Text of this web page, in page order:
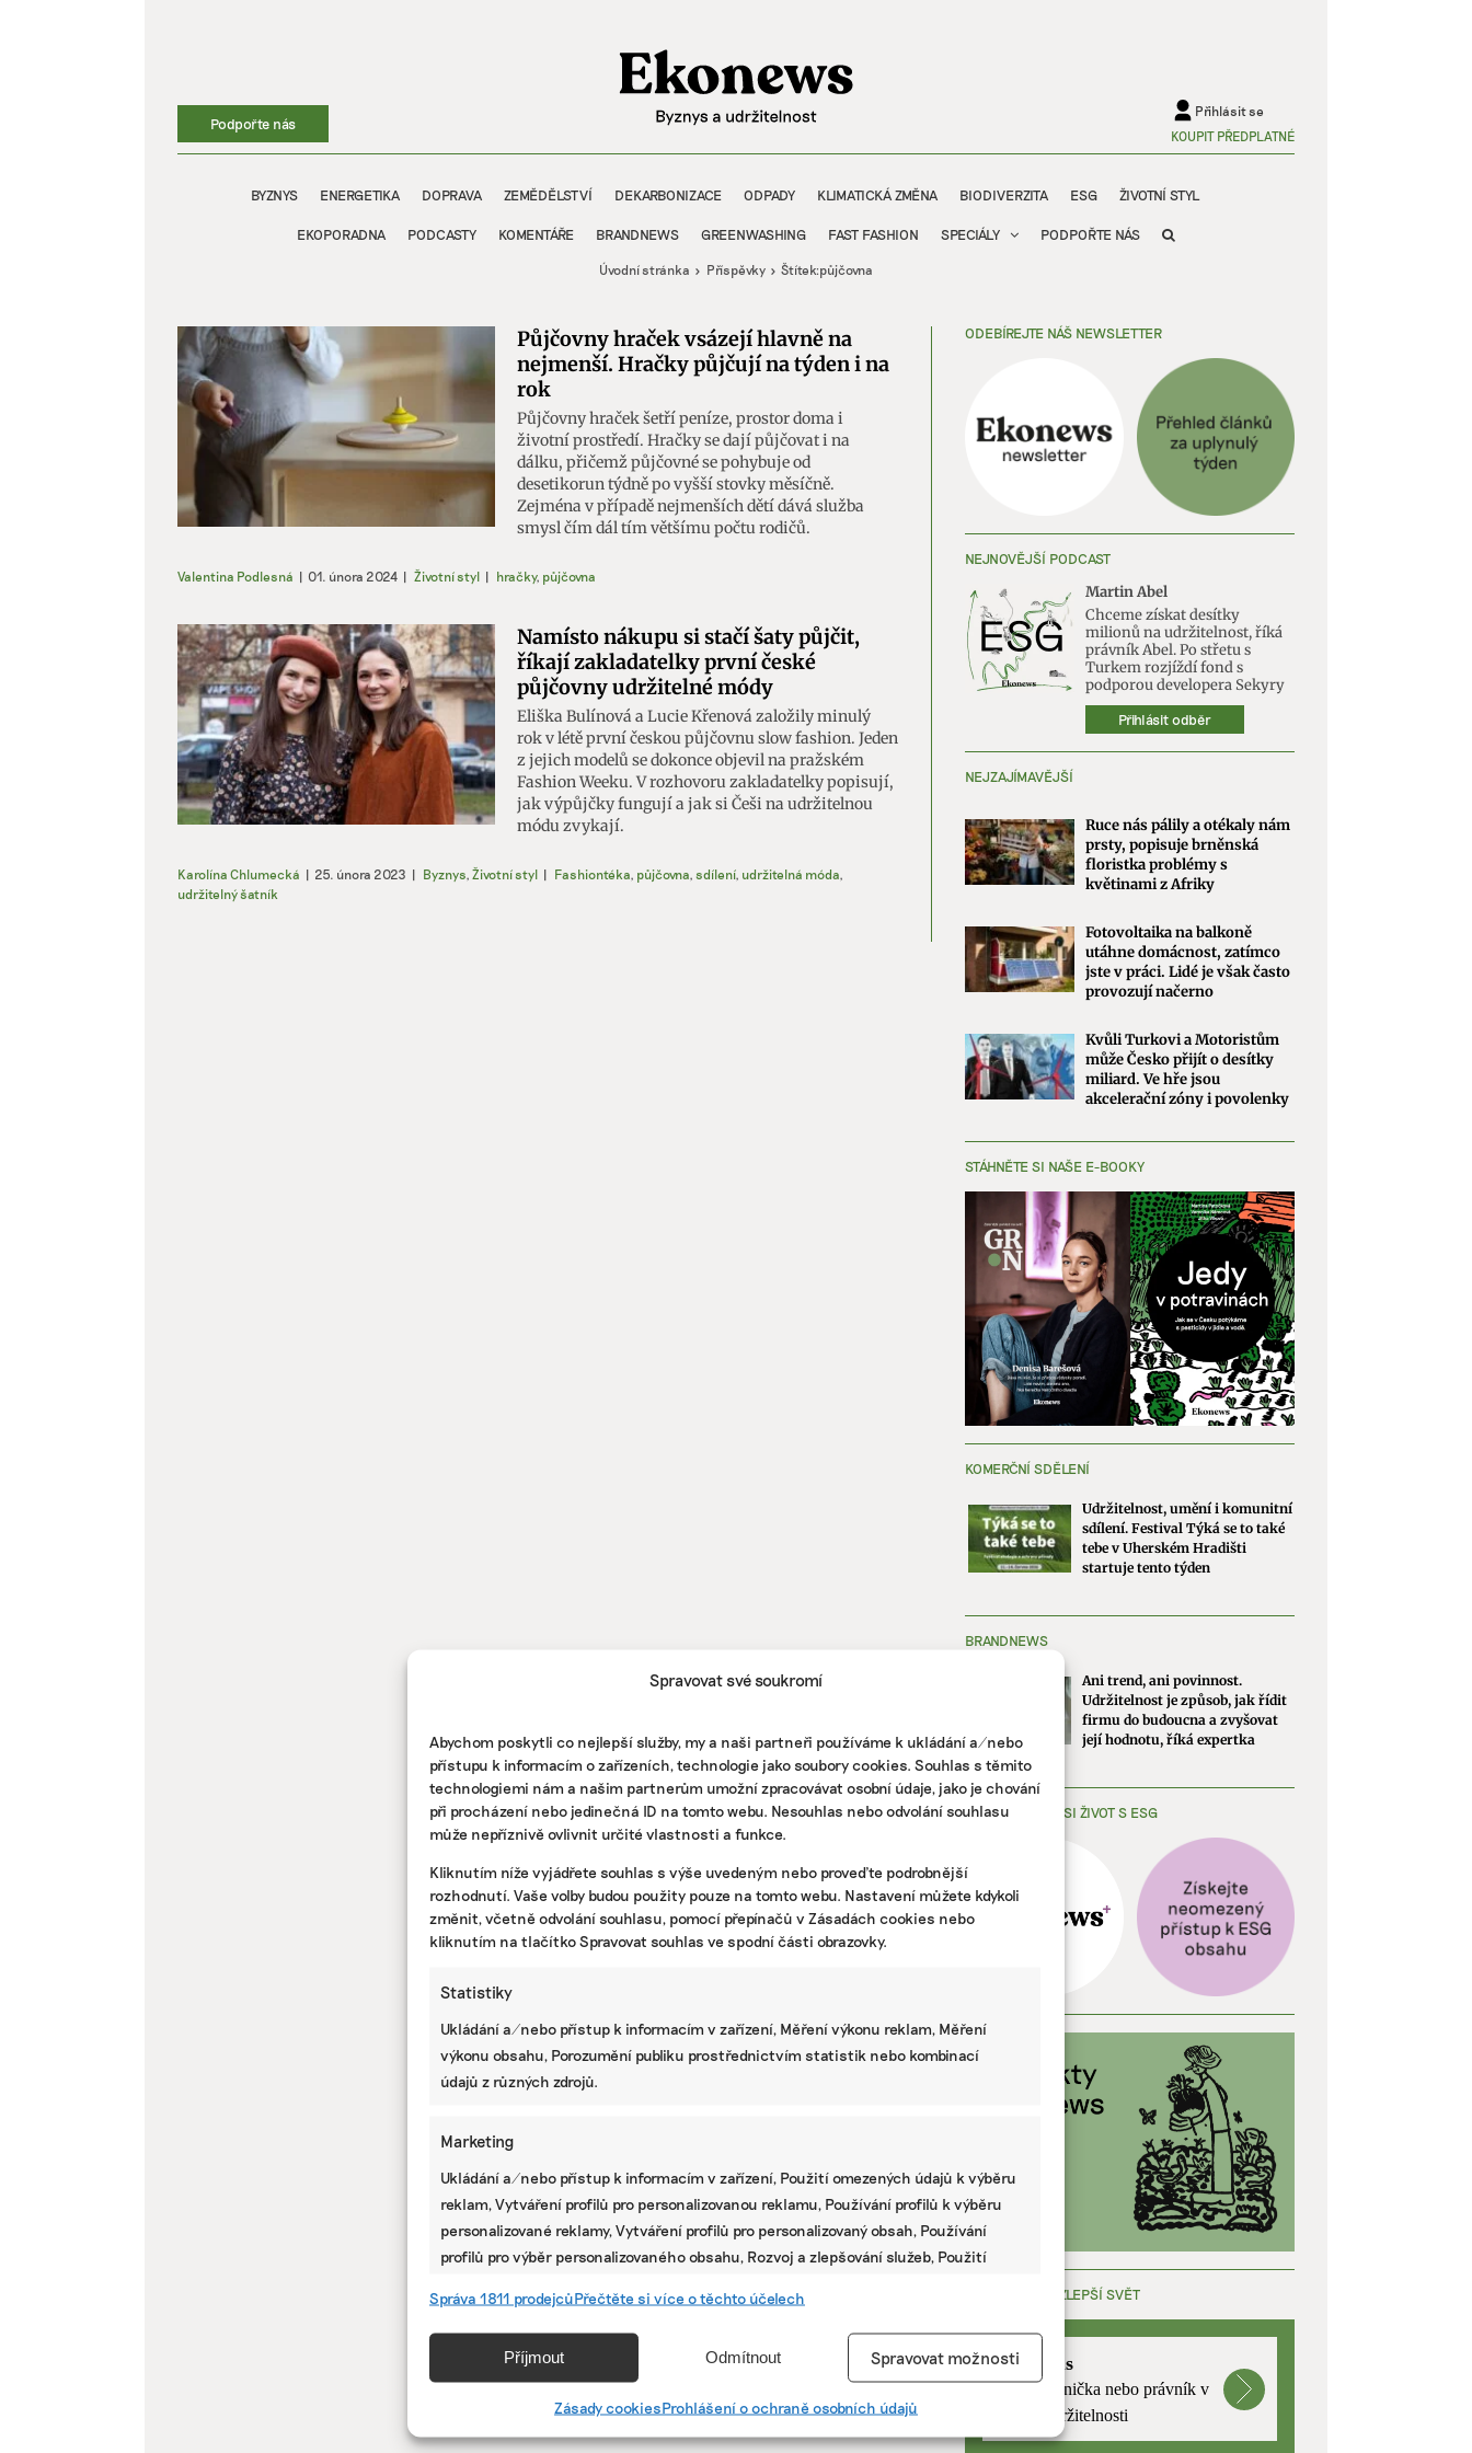
Spravovat své soukromí
Abychom poskytli co nejlepší služby, my a naši partneři používáme k ukládání a/nebo
přístupu k informacím o zařízeních, technologie jako soubory cookies. Souhlas s těmito
technologiemi nám a našim partnerům umožní zpracovávat osobní údaje, jako je chování
při procházení nebo jedinečná ID na tomto webu. Nesouhlas nebo odvolání souhlasu
může nepříznivě ovlivnit určité vlastnosti a funkce.
Kliknutím níže vyjádřete souhlas s výše uvedeným nebo proveďte podrobnější
rozhodnutí. Vaše volby budou použity pouze na tomto webu. Nastavení můžete kdykoli
změnit, včetně odvolání souhlasu, pomocí přepínačů v Zásadách cookies nebo
kliknutím na tlačítko Spravovat souhlas ve spodní části obrazovky.
Statistiky
Ukládání a/nebo přístup k informacím v zařízení, Měření výkonu reklam, Měření
výkonu obsahu, Porozumění publiku prostřednictvím statistik nebo kombinací
údajů z různých zdrojů.
Marketing
Ukládání a/nebo přístup k informacím v zařízení, Použití omezených údajů k výběru
reklam, Vytváření profilů pro personalizovanou reklamu, Používání profilů k výběru
personalizované reklamy, Vytváření profilů pro personalizovaný obsah, Používání
profilů pro výběr personalizovaného obsahu, Rozvoj a zlepšování služeb, Použití
Přiřazování a kombinování údajů z jiných zdrojů údajů, Propojení různých
zařízení, Identifikace zařízení na základě automaticky přenášených
Správa 1811 prodejcůPřečtěte si více o těchto účelech
Příjmout Odmítnout Spravovat možnosti
Zásady cookiesProhlášení o ochraně osobních údajů
Podpořte nás
Přihlásit se
KOUPIT PŘEDPLATNÉ
BYZNYS ENERGETIKA DOPRAVA ZEMĚDĚLSTVÍ DEKARBONIZACE ODPADY KLIMATICKÁ ZMĚNA BIODIVERZITA ESG ŽIVOTNÍ STYL
EKOPORADNA PODCASTY KOMENTÁŘE BRANDNEWS GREENWASHING FAST FASHION SPECIÁLY PODPOŘTE NÁS
Úvodní stránka Příspěvky Štítek:půjčovna
Půjčovny hraček vsázejí hlavně na
nejmenší. Hračky půjčují na týden i na
rok
Půjčovny hraček šetří peníze, prostor doma i
životní prostředí. Hračky se dají půjčovat i na
dálku, přičemž půjčovné se pohybuje od
desetikorun týdně po vyšší stovky měsíčně.
Zejména v případě nejmenších dětí dává služba
smysl čím dál tím většímu počtu rodičů.
Valentina Podlesná | 01. února 2024 | Životní styl | hračky, půjčovna
Namísto nákupu si stačí šaty půjčit,
říkají zakladatelky první české
půjčovny udržitelné módy
Eliška Bulínová a Lucie Křenová založily minulý
rok v létě první českou půjčovnu slow fashion. Jeden
z jejich modelů se dokonce objevil na pražském
Fashion Weeku. V rozhovoru zakladatelky popisují,
jak výpůjčky fungují a jak si Češi na udržitelnou
módu zvykají.
Karolína Chlumecká | 25. února 2023 | Byznys, Životní styl | Fashiontéka, půjčovna, sdílení, udržitelná móda,
udržitelný šatník
ODEBÍREJTE NÁŠ NEWSLETTER
NEJNOVĚJŠÍ PODCAST
Martin Abel
Chceme získat desítky
milionů na udržitelnost, říká
právník Abel. Po střetu s
Turkem rozjíždí fond s
podporou developera Sekyry
Přihlásit odběr
NEJZAJÍMAVĚJŠÍ
Ruce nás pálily a otékaly nám
prsty, popisuje brněnská
floristka problémy s
květinami z Afriky
Fotovoltaika na balkoně
utáhne domácnost, zatímco
jste v práci. Lidé je však často
provozují načerno
Kvůli Turkovi a Motoristům
může Česko přijít o desítky
miliard. Ve hře jsou
akcelerační zóny i povolenky
STÁHNĚTE SI NAŠE E-BOOKY
KOMERČNÍ SDĚLENÍ
Udržitelnost, umění i komunitní
sdílení. Festival Týká se to také
tebe v Uherském Hradišti
startuje tento týden
BRANDNEWS
Ani trend, ani povinnost.
Udržitelnost je způsob, jak řídit
firmu do budoucna a zvyšovat
její hodnotu, říká expertka
ZJEDNODUŠTE SI ŽIVOT S ESG
PRÁCE, KTERÁ ZLEPŠÍ SVĚT
mutualus
Stáž: právnička nebo právník v
oblasti udržitelnosti